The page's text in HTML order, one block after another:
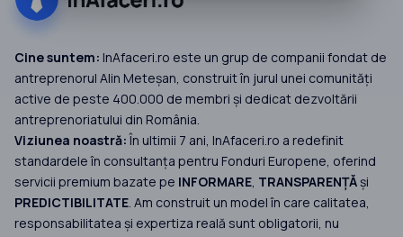
Cine suntem: InAfaceri.ro este un grup de companii fondat de
antreprenorul Alin Meteșan, construit în jurul unei comunități
active de peste 400.000 de membri și dedicat dezvoltării
antreprenoriatului din România.
Viziunea noastră:În ultimii 7 ani, InAfaceri.ro a redefinit
standardele în consultanța pentru Fonduri Europene, oferind
servicii premium bazate pe INFORMARE, TRANSPARENȚĂși
PREDICTIBILITATE. Am construit un model în care calitatea,
responsabilitatea și expertiza reală sunt obligatorii, nu